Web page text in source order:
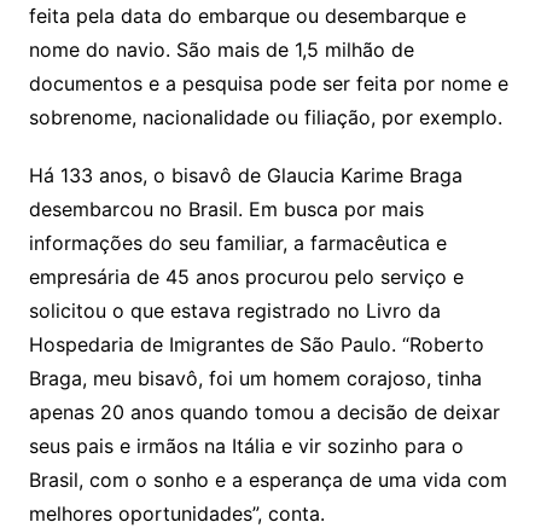
feita pela data do embarque ou desembarque e
nome do navio. São mais de 1,5 milhão de
documentos e a pesquisa pode ser feita por nome e
sobrenome, nacionalidade ou filiação, por exemplo.
Há 133 anos, o bisavô de Glaucia Karime Braga
desembarcou no Brasil. Em busca por mais
informações do seu familiar, a farmacêutica e
empresária de 45 anos procurou pelo serviço e
solicitou o que estava registrado no Livro da
Hospedaria de Imigrantes de São Paulo. “Roberto
Braga, meu bisavô, foi um homem corajoso, tinha
apenas 20 anos quando tomou a decisão de deixar
seus pais e irmãos na Itália e vir sozinho para o
Brasil, com o sonho e a esperança de uma vida com
melhores oportunidades”, conta.